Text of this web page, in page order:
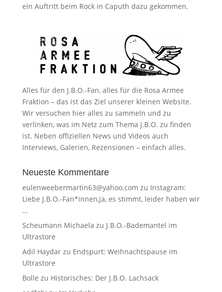
ein Auftritt beim Rock in Caputh dazu gekommen.
Alles für den J.B.O.-Fan, alles für die Rosa Armee
Fraktion – das ist das Ziel unserer kleinen Website.
Wir versuchen hier alles zu sammeln und zu
verlinken, was im Netz zum Thema J.B.O. zu finden
ist. Neben offiziellen News und Videos auch
Interviews, Galerien, Rezensionen – einfach alles.
Neueste Kommentare
eulenweebermartin63@yahoo.com zu Instagram:
Liebe J.B.O.-Fan*innen,ja, es stimmt, leider haben wir
…
Scheumann Michaela zu J.B.O.-Bademantel im
Ultrastore
Adil Haydarzu Endspurt: Weihnachtspause im
Ultrastore
Bolle zu Historisches: Der J.B.O. Lachsack